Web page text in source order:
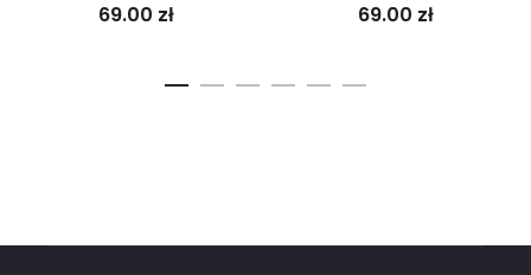
69.00 zł 69.00 zł